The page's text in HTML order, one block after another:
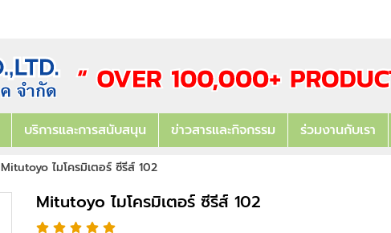
บริการและการสนับสนุน ข่าวสารและกิจกรรม ร่วมงานกับเรา
Mitutoyo ไมโครมิเตอร์ ซีรีส์ 102
Mitutoyo ไมโครมิเตอร์ ซีรีส์ 102